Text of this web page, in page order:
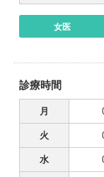
女医
診療時間
月
火
水